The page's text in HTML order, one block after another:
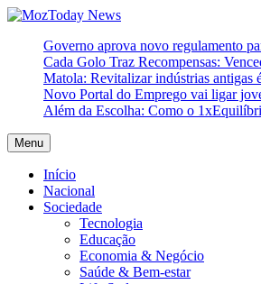
Skip
content
MozToday News
Onde a gente lê.
Governo aprova novo regulamento
Cada Golo Traz Recompensas:
Matola: Revitalizar indústrias antigas
Novo Portal do Emprego vai ligar
Além da Escolha: Como o
Menu
Início
Nacional
Sociedade
Tecnologia
Educação
Economia & Negócio
Saúde & Bem-estar